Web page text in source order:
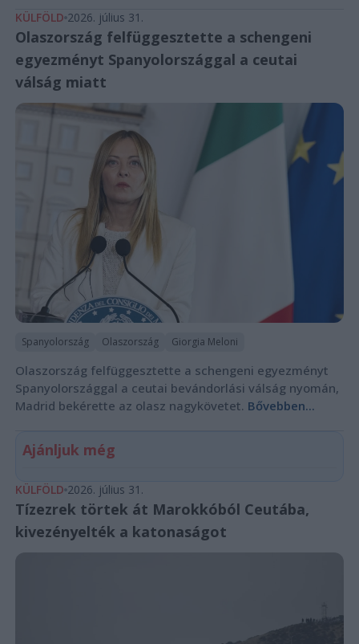
KÜLFÖLD 2026. július 31.
Olaszország felfüggesztette a schengeni
egyezményt Spanyolországgal a ceutai
válság miatt
Spanyolország Olaszország Giorgia Meloni
Olaszország felfüggesztette a schengeni egyezményt
Spanyolországgal a ceutai bevándorlási válság nyomán,
Madrid bekérette az olasz nagykövetet. Bővebben...
Ajánljuk még
KÜLFÖLD 2026. július 31.
Tízezrek törtek át Marokkóból Ceutába,
kivezényelték a katonaságot